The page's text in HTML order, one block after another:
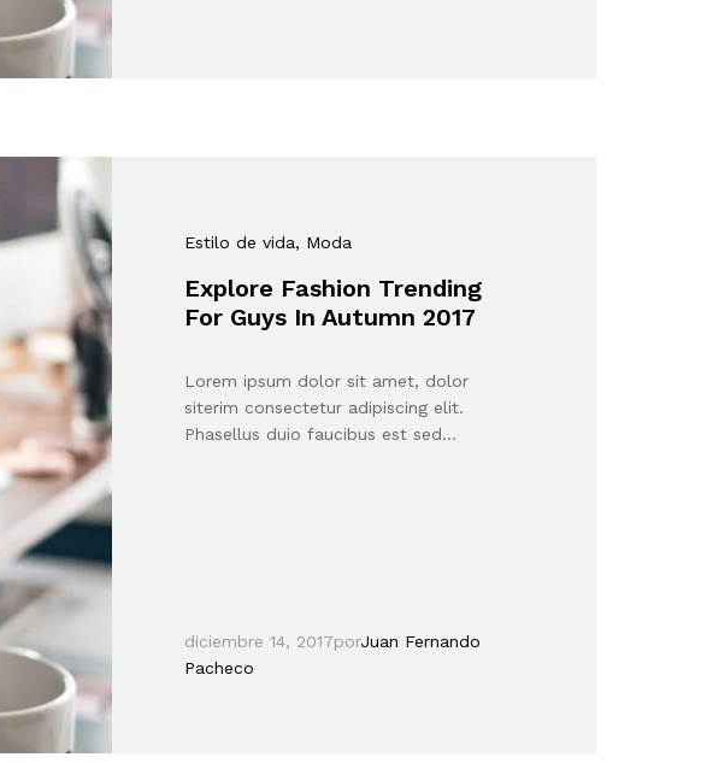
Estilo de vida, Moda
Explore Fashion Trending
For Guys In Autumn 2017
Lorem ipsum dolor sit amet, dolor
siterim consectetur adipiscing elit.
Phasellus duio faucibus est sed…
diciembre 14, 2017porJuan Fernando
Pacheco